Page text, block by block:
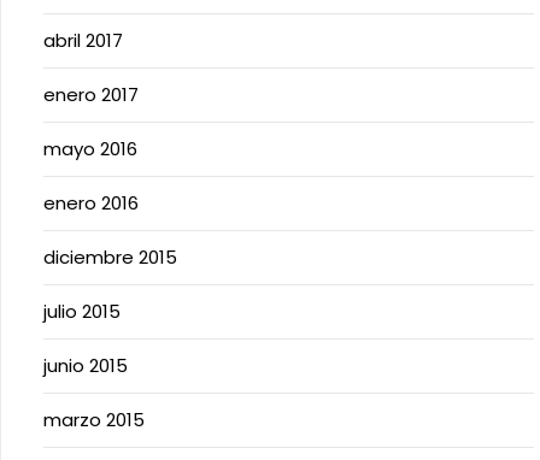
abril 2017
enero 2017
mayo 2016
enero 2016
diciembre 2015
julio 2015
junio 2015
marzo 2015